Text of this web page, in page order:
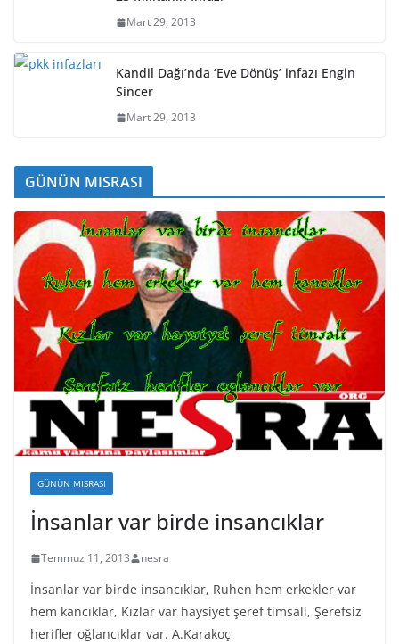
Mart 29, 2013
Kandil Dağı’nda ‘Eve Dönüş’ infazı Engin
Sincer
Mart 29, 2013
GÜNÜN MISRASI
GÜNÜN MISRASI
İnsanlar var birde insancıklar
Temmuz 11, 2013 nesra
İnsanlar var birde insancıklar, Ruhen hem erkekler var
hem kancıklar, Kızlar var haysiyet şeref timsali, Şerefsiz
herifler oğlancıklar var. A.Karakoç